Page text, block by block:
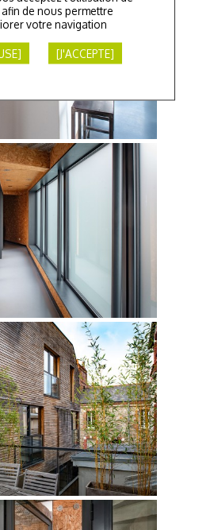
de nous permettre
votre navigation
[J'ACCEPTE]